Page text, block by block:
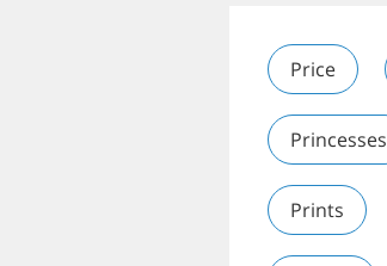
Price
Princesses
Prints